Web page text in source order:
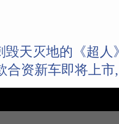
毁天灭地的《超
合资新车即将上市